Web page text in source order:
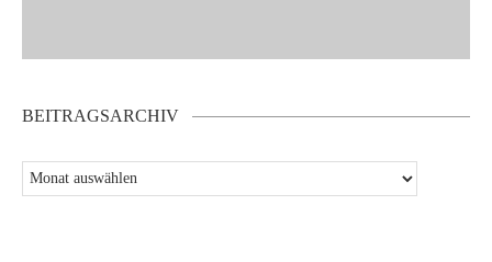
BEITRAGSARCHIV